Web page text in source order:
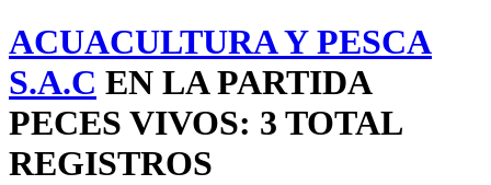
ACUACULTURA Y PESCA
S.A.C EN LA PARTIDA
PECES VIVOS: 3 TOTAL
REGISTROS